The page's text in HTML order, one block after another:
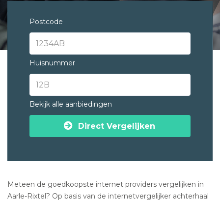
Postcode
Huisnummer
Bekijk alle aanbiedingen
Direct Vergelijken
Meteen de goedkoopste internet providers vergelijken in
Aarle-Rixtel? Op basis van de internetvergelijker achterhaal